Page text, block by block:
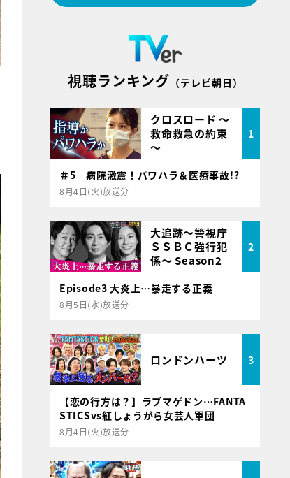
視聴ランキング （テレビ朝日）
クロスロード ～
救命救急の約束
～
1
＃5 病院激震！パワハラ＆医療事故!?
8月4日(火)放送分
大追跡～警視庁
ＳＳＢＣ強行犯
係～ Season2
2
Episode3 大炎上…暴走する正義
8月5日(水)放送分
ロンドンハーツ 3
【恋の行方は？】ラブマゲドン…FANTA
STICSvs紅しょうがら女芸人軍団
8月4日(火)放送分